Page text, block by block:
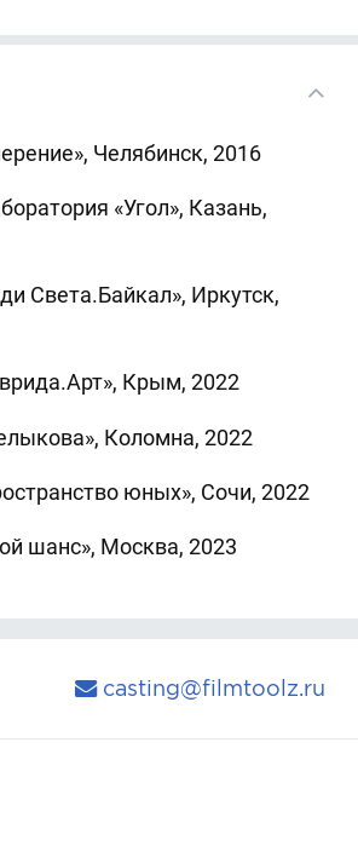
Челябинск, 2016
«Угол», Казань,
Света.Байкал», Иркутск,
Крым, 2022
Коломна, 2022
юных», Сочи, 2022
шанс», Москва, 2023
casting@filmtoolz.ru